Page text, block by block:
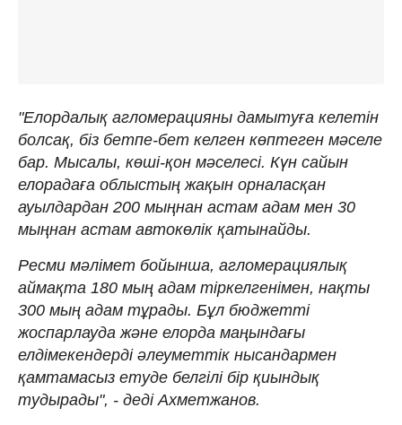
"Елордалық агломерацияны дамытуға келетін
болсақ, біз бетпе-бет келген көптеген мәселе
бар. Мысалы, көші-қон мәселесі. Күн сайын
елорадаға облыстың жақын орналасқан
ауылдардан 200 мыңнан астам адам мен 30
мыңнан астам автокөлік қатынайды.
Ресми мәлімет бойынша, агломерациялық
аймақта 180 мың адам тіркелгенімен, нақты
300 мың адам тұрады. Бұл бюджетті
жоспарлауда және елорда маңындағы
елдімекендерді әлеуметтік нысандармен
қамтамасыз етуде белгілі бір қиындық
тудырады", - деді Ахметжанов.